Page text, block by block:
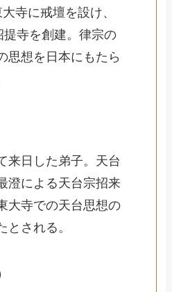
寺に戒壇を設け、
提寺を創建。律宗の
思想を日本にもたら
来日した弟子。天台
澄による天台宗招来
大寺での天台思想の
とされる。